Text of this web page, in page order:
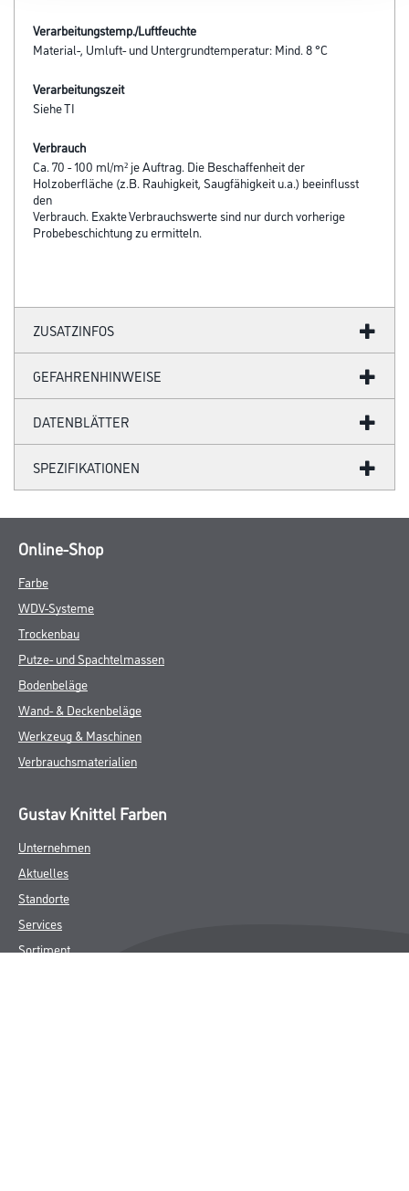
Verarbeitungstemp./Luftfeuchte
Material-, Umluft- und Untergrundtemperatur: Mind. 8 °C
Verarbeitungszeit
Siehe TI
Verbrauch
Ca. 70 - 100 ml/m² je Auftrag. Die Beschaffenheit der
Holzoberfläche (z.B. Rauhigkeit, Saugfähigkeit u.a.) beeinflusst
den
Verbrauch. Exakte Verbrauchswerte sind nur durch vorherige
Probebeschichtung zu ermitteln.
ZUSATZINFOS
GEFAHRENHINWEISE
DATENBLÄTTER
SPEZIFIKATIONEN
Online-Shop
Farbe
WDV-Systeme
Trockenbau
Putze- und Spachtelmassen
Bodenbeläge
Wand- & Deckenbeläge
Werkzeug & Maschinen
Verbrauchsmaterialien
Gustav Knittel Farben
Unternehmen
Aktuelles
Standorte
Services
Sortiment